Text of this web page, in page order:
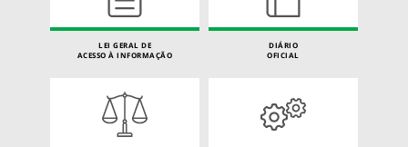
LEI GERAL DE
ACESSO À INFORMAÇÃO
DIÁRIO
OFICIAL